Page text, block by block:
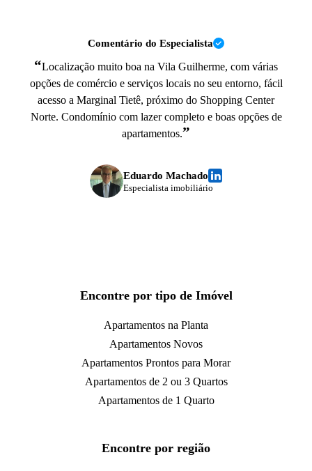
Comentário do Especialista
“Localização muito boa na Vila Guilherme, com várias
opções de comércio e serviços locais no seu entorno, fácil
acesso a Marginal Tietê, próximo do Shopping Center
Norte. Condomínio com lazer completo e boas opções de
apartamentos.”
Eduardo Machado
Especialista imobiliário
Encontre por tipo de Imóvel
Apartamentos na Planta
Apartamentos Novos
Apartamentos Prontos para Morar
Apartamentos de 2 ou 3 Quartos
Apartamentos de 1 Quarto
Encontre por região